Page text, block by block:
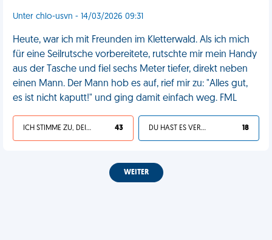
Unter chlo-usvn - 14/03/2026 09:31
Heute, war ich mit Freunden im Kletterwald. Als ich mich
für eine Seilrutsche vorbereitete, rutschte mir mein Handy
aus der Tasche und fiel sechs Meter tiefer, direkt neben
einen Mann. Der Mann hob es auf, rief mir zu: "Alles gut,
es ist nicht kaputt!" und ging damit einfach weg. FML
ICH STIMME ZU, DEIN LEBEN IST SCHEISSE 43 DU HAST ES VERDIENT 18
WEITER